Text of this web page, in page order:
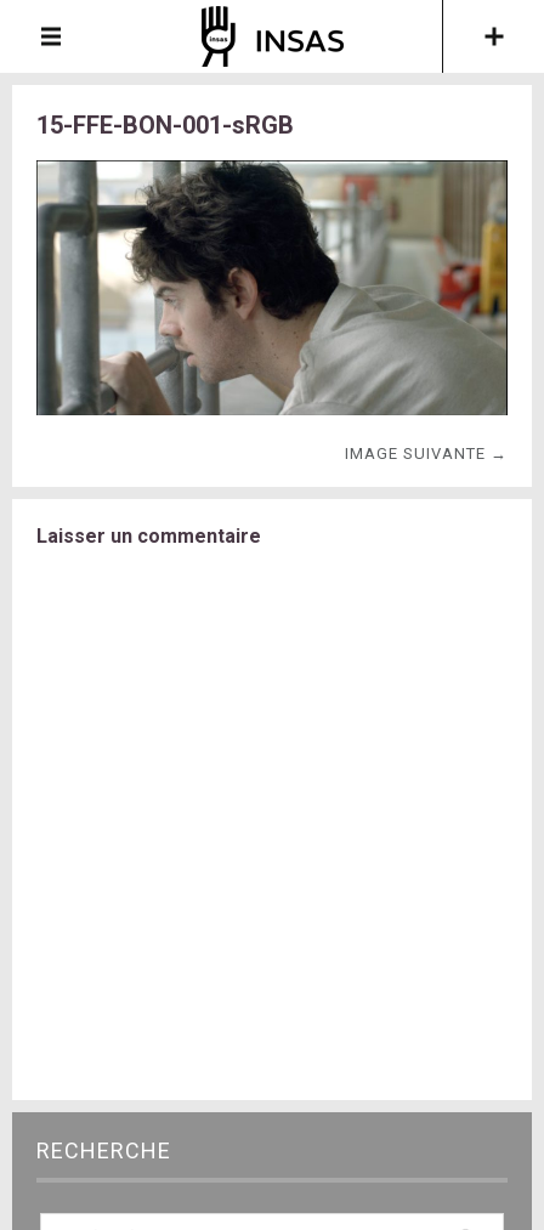
15-FFE-BON-001-sRGB
IMAGE SUIVANTE →
Laisser un commentaire
RECHERCHE